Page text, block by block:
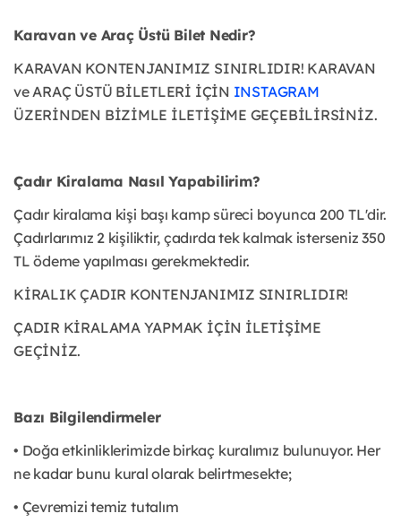
Karavan ve Araç Üstü Bilet Nedir?
KARAVAN KONTENJANIMIZ SINIRLIDIR! KARAVAN
ve ARAÇ ÜSTÜ BİLETLERİ İÇİN INSTAGRAM
ÜZERİNDEN BİZİMLE İLETİŞİME GEÇEBİLİRSİNİZ.
Çadır Kiralama Nasıl Yapabilirim?
Çadır kiralama kişi başı kamp süreci boyunca 200 TL'dir.
Çadırlarımız 2 kişiliktir, çadırda tek kalmak isterseniz 350
TL ödeme yapılması gerekmektedir.
KİRALIK ÇADIR KONTENJANIMIZ SINIRLIDIR!
ÇADIR KİRALAMA YAPMAK İÇİN İLETİŞİME
GEÇİNİZ.
Bazı Bilgilendirmeler
• Doğa etkinliklerimizde birkaç kuralımız bulunuyor. Her
ne kadar bunu kural olarak belirtmesekte;
• Çevremizi temiz tutalım